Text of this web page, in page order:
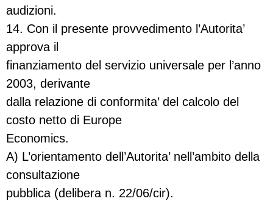
audizioni.
14. Con il presente provvedimento l’Autorita’
approva il
finanziamento del servizio universale per l’anno
2003, derivante
dalla relazione di conformita’ del calcolo del
costo netto di Europe
Economics.
A) L’orientamento dell’Autorita’ nell’ambito della
consultazione
pubblica (delibera n. 22/06/cir).